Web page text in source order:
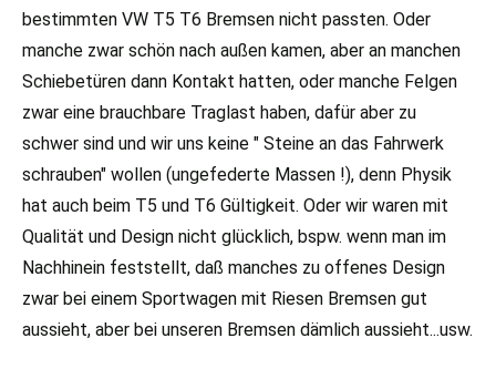
bestimmten VW T5 T6 Bremsen nicht passten. Oder
manche zwar schön nach außen kamen, aber an manchen
Schiebetüren dann Kontakt hatten, oder manche Felgen
zwar eine brauchbare Traglast haben, dafür aber zu
schwer sind und wir uns keine " Steine an das Fahrwerk
schrauben" wollen (ungefederte Massen !), denn Physik
hat auch beim T5 und T6 Gültigkeit. Oder wir waren mit
Qualität und Design nicht glücklich, bspw. wenn man im
Nachhinein feststellt, daß manches zu offenes Design
zwar bei einem Sportwagen mit Riesen Bremsen gut
aussieht, aber bei unseren Bremsen dämlich aussieht...usw.